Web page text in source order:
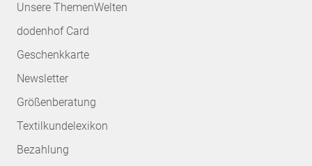
Unsere ThemenWelten
dodenhof Card
Geschenkkarte
Newsletter
Größenberatung
Textilkundelexikon
Bezahlung